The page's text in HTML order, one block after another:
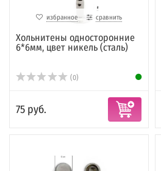
избранное сравнить
Хольнитены односторонние
6*6мм, цвет никель (сталь)
(0)
75 руб.